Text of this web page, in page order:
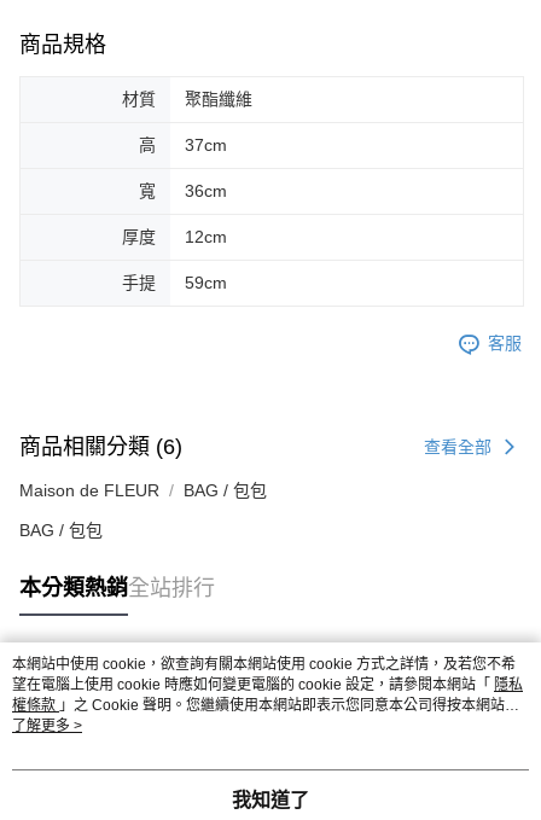
商品規格
材質 聚酯纖維
高 37cm
寬 36cm
厚度 12cm
手提 59cm
客服
商品相關分類 (6) 查看全部
Maison de FLEUR BAG / 包包
BAG / 包包
本分類熱銷全站排行
熱門標籤
本網站中使用 cookie，欲查詢有關本網站使用 cookie 方式之詳情，及若您不希
望在電腦上使用 cookie 時應如何變更電腦的 cookie 設定，請參閱本網站「 隱私
權條款 」之 Cookie 聲明。您繼續使用本網站即表示您同意本公司得按本網站使
用條款之 Cookie 聲明使用 cookie。
了解更多 >
我知道了